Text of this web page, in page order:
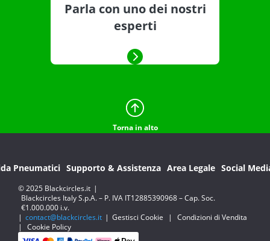
Parla con uno dei nostri
esperti
Torna in alto
Pneumatici Supporto & Assistenza Area Legale Social
© 2025 Blackcircles.it |
Blackcircles Italy S.p.A. – P. IVA IT12885390968 – Cap. Soc.
€1.000.000 i.v.
| contact@blackcircles.it | Gestisci Cookie |
Condizioni di Vendita
|
Cookie Policy